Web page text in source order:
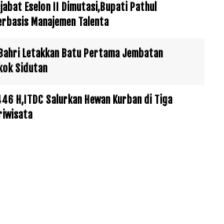
Eselon II Dimutasi,Bupati Pathul
Manajemen Talenta
Letakkan Batu Pertama Jembatan
Sidutan
H,ITDC Salurkan Hewan Kurban di Tiga